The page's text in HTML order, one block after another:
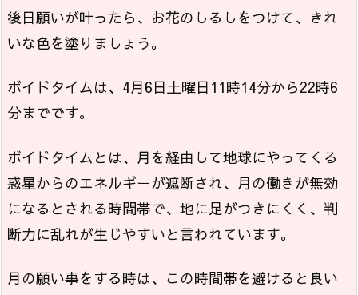
後日願いが叶ったら、お花のしるしをつけて、きれ
いな色を塗りましょう。
ボイドタイムは、4月6日土曜日11時14分から22時6
分までです。
ボイドタイムとは、月を経由して地球にやってくる
惑星からのエネルギーが遮断され、月の働きが無効
になるとされる時間帯で、地に足がつきにくく、判
断力に乱れが生じやすいと言われています。
月の願い事をする時は、この時間帯を避けると良い